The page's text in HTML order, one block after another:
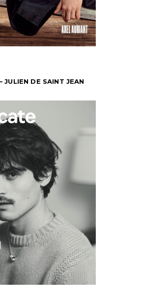
JULIEN DE SAINT JEAN